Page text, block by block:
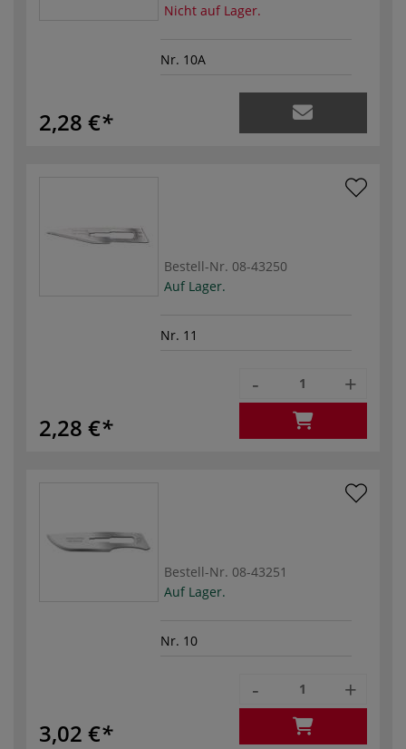
Nicht auf Lager.
Nr. 10A
2,28 €
Bestell-Nr. 08-43250
Auf Lager.
Nr. 11
2,28 €
- +
Bestell-Nr. 08-43251
Auf Lager.
Nr. 10
3,02 €
- +